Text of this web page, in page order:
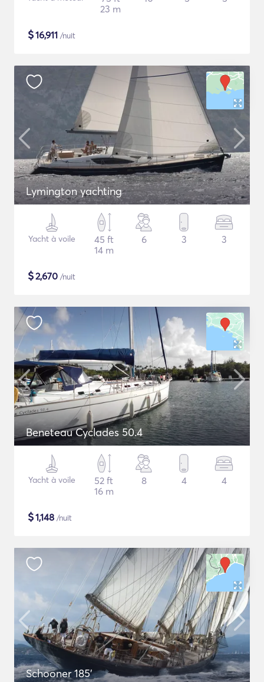
23 m
$16,911 /nuit
Lymington yachting
Yacht à voile
45 ft
14 m
6 3 3
$2,670 /nuit
Beneteau Cyclades 50.4
Yacht à voile
52 ft
16 m
8 4 4
$1,148 /nuit
Schooner 185'